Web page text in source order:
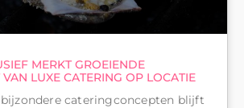
MERKT GROEIENDE
LUXE CATERING OP LOCATIE
bijzondere cateringconcepten blijft